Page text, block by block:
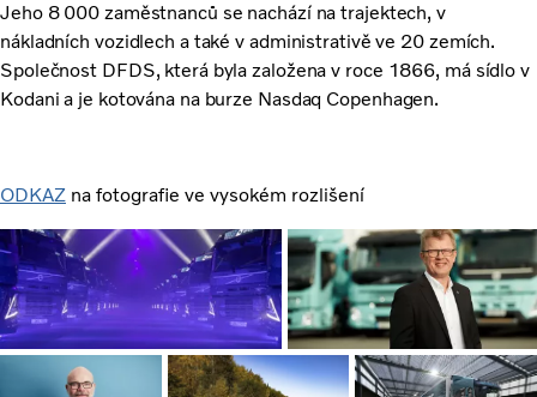
Jeho 8 000 zaměstnanců se nachází na trajektech, v
nákladních vozidlech a také v administrativě ve 20 zemích.
Společnost DFDS, která byla založena v roce 1866, má sídlo v
Kodani a je kotována na burze Nasdaq Copenhagen.
ODKAZ na fotografie ve vysokém rozlišení